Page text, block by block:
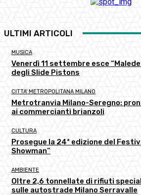
ULTIMI ARTICOLI
MUSICA
Venerdì 11 settembre esce
degli Slide Pistons
CITTA' METROPOLITANA MILANO
Metrotranvia Milano-Seregno:
ai commercianti brianzoli
CULTURA
Prosegue la 24ª edizione del
Showman”
AMBIENTE
Oltre 2,6 tonnellate di rifiuti
sulle autostrade Milano Serravalle